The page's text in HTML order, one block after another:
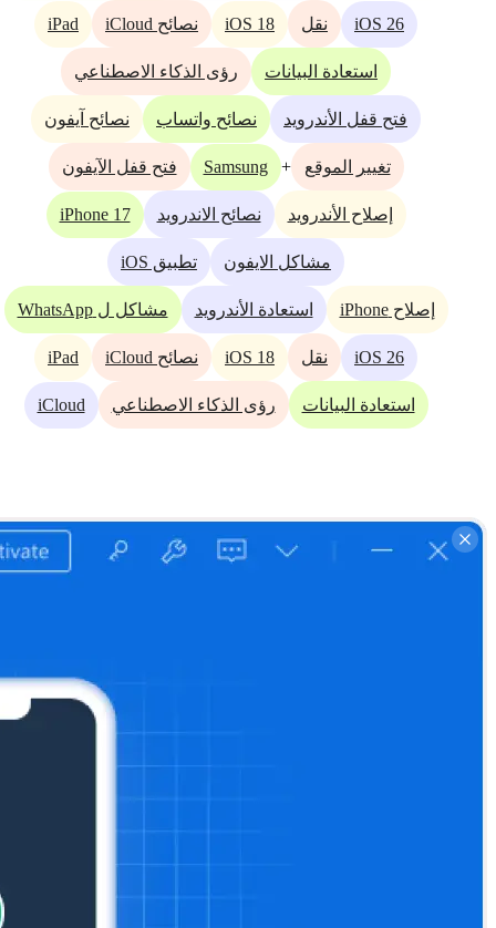
iOS 26 نقل iOS 18 نصائح iCloud iPad
استعادة البيانات رؤى الذكاء الاصطناعي
فتح قفل الأندرويد نصائح واتساب نصائح آيفون
تغيير الموقع +
Samsung فتح قفل الآيفون
إصلاح الأندرويد نصائح الاندرويد iPhone 17
مشاكل الايفون تطبيق iOS
إصلاح iPhone استعادة الأندرويد مشاكل ل WhatsApp
iOS 26 نقل iOS 18 نصائح iCloud iPad
استعادة البيانات رؤى الذكاء الاصطناعي iCloud